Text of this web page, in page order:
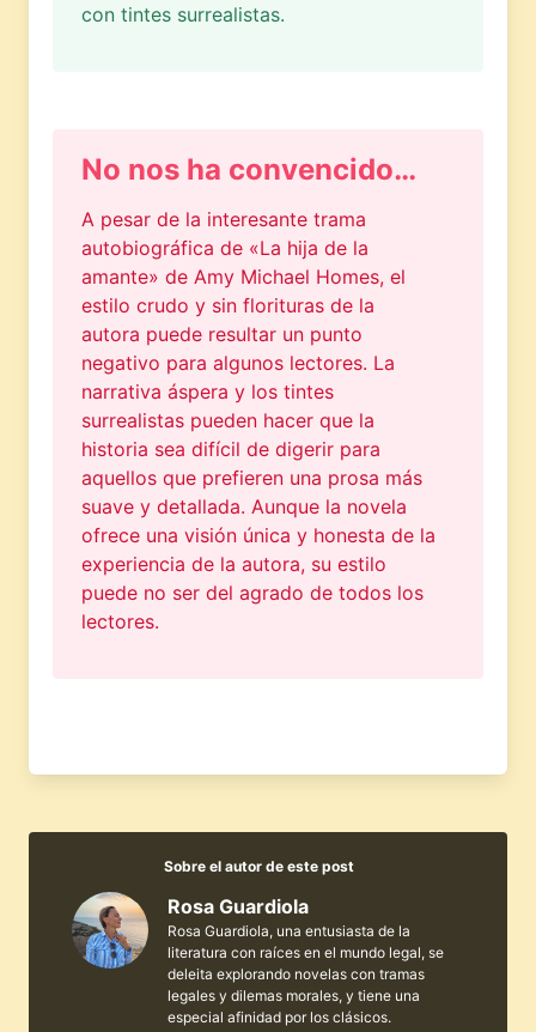
con tintes surrealistas.
No nos ha convencido…
A pesar de la interesante trama
autobiográfica de «La hija de la
amante» de Amy Michael Homes, el
estilo crudo y sin florituras de la
autora puede resultar un punto
negativo para algunos lectores. La
narrativa áspera y los tintes
surrealistas pueden hacer que la
historia sea difícil de digerir para
aquellos que prefieren una prosa más
suave y detallada. Aunque la novela
ofrece una visión única y honesta de la
experiencia de la autora, su estilo
puede no ser del agrado de todos los
lectores.
Sobre el autor de este post
Rosa Guardiola
Rosa Guardiola, una entusiasta de la
literatura con raíces en el mundo legal, se
deleita explorando novelas con tramas
legales y dilemas morales, y tiene una
especial afinidad por los clásicos.